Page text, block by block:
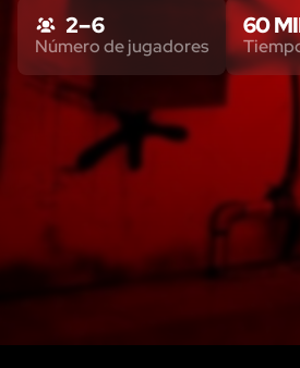
2 – 6
Número de jugadores
60